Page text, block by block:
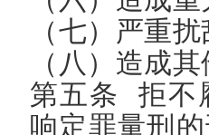
（七）严重
（八）造成
第五条 拒不
响定罪量刑